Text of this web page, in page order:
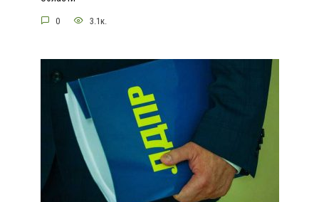
0 3.1к.